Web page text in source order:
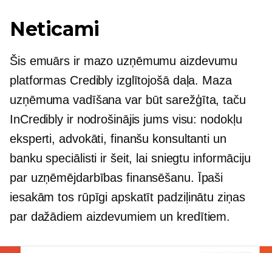
Neticami
Šis emuārs ir mazo uzņēmumu aizdevumu
platformas Credibly izglītojošā daļa. Maza
uzņēmuma vadīšana var būt sarežģīta, taču
InCredibly ir nodrošinājis jums visu: nodokļu
eksperti, advokāti, finanšu konsultanti un
banku speciālisti ir šeit, lai sniegtu informāciju
par uzņēmējdarbības finansēšanu. Īpaši
iesakām tos rūpīgi apskatīt padziļinātu ziņas
par dažādiem aizdevumiem un kredītiem.